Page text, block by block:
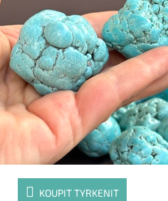
KOUPIT TYRKENIT